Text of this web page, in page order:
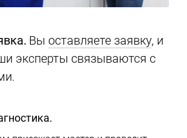
Вы оставляете заявку, и
эксперты связываются с